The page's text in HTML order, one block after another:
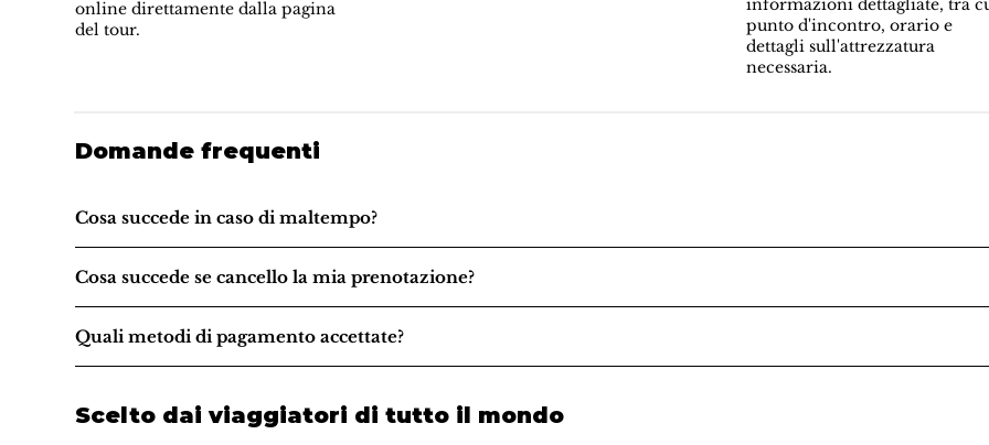
online direttamente dalla pagina
del tour.
punto d'incontro, orario e
dettagli sull'attrezzatura
necessaria.
Domande frequenti
Cosa succede in caso di maltempo?
Cosa succede se cancello la mia prenotazione?
Quali metodi di pagamento accettate?
Scelto dai viaggiatori di tutto il mondo